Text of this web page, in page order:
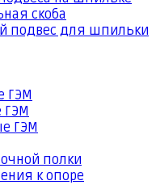
скоба
подвес для шпильки
ГЭМ
ГЭМ
ГЭМ
полки
к опоре